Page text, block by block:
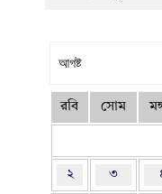
রবি সোম
২ ৩